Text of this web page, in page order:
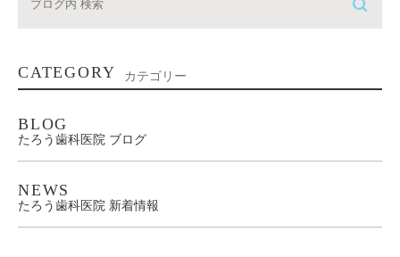
CATEGORY カテゴリー
BLOG
たろう歯科医院 ブログ
NEWS
たろう歯科医院 新着情報